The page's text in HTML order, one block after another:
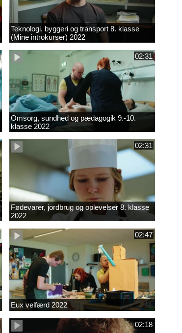
Teknologi, byggeri og transport 8. klasse
(Mine introkurser) 2022
02:31
Omsorg, sundhed og pædagogik 9.-10.
klasse 2022
02:31
Fødevarer, jordbrug og oplevelser 8. klasse
2022
02:47
Eux velfærd 2022
02:18